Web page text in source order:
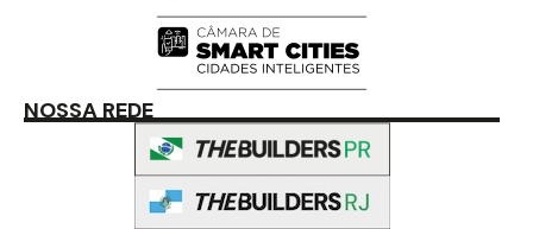
NOSSA REDE